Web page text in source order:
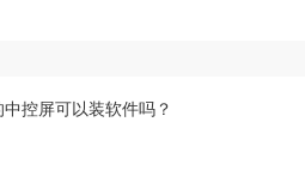
控屏可以装软件吗？